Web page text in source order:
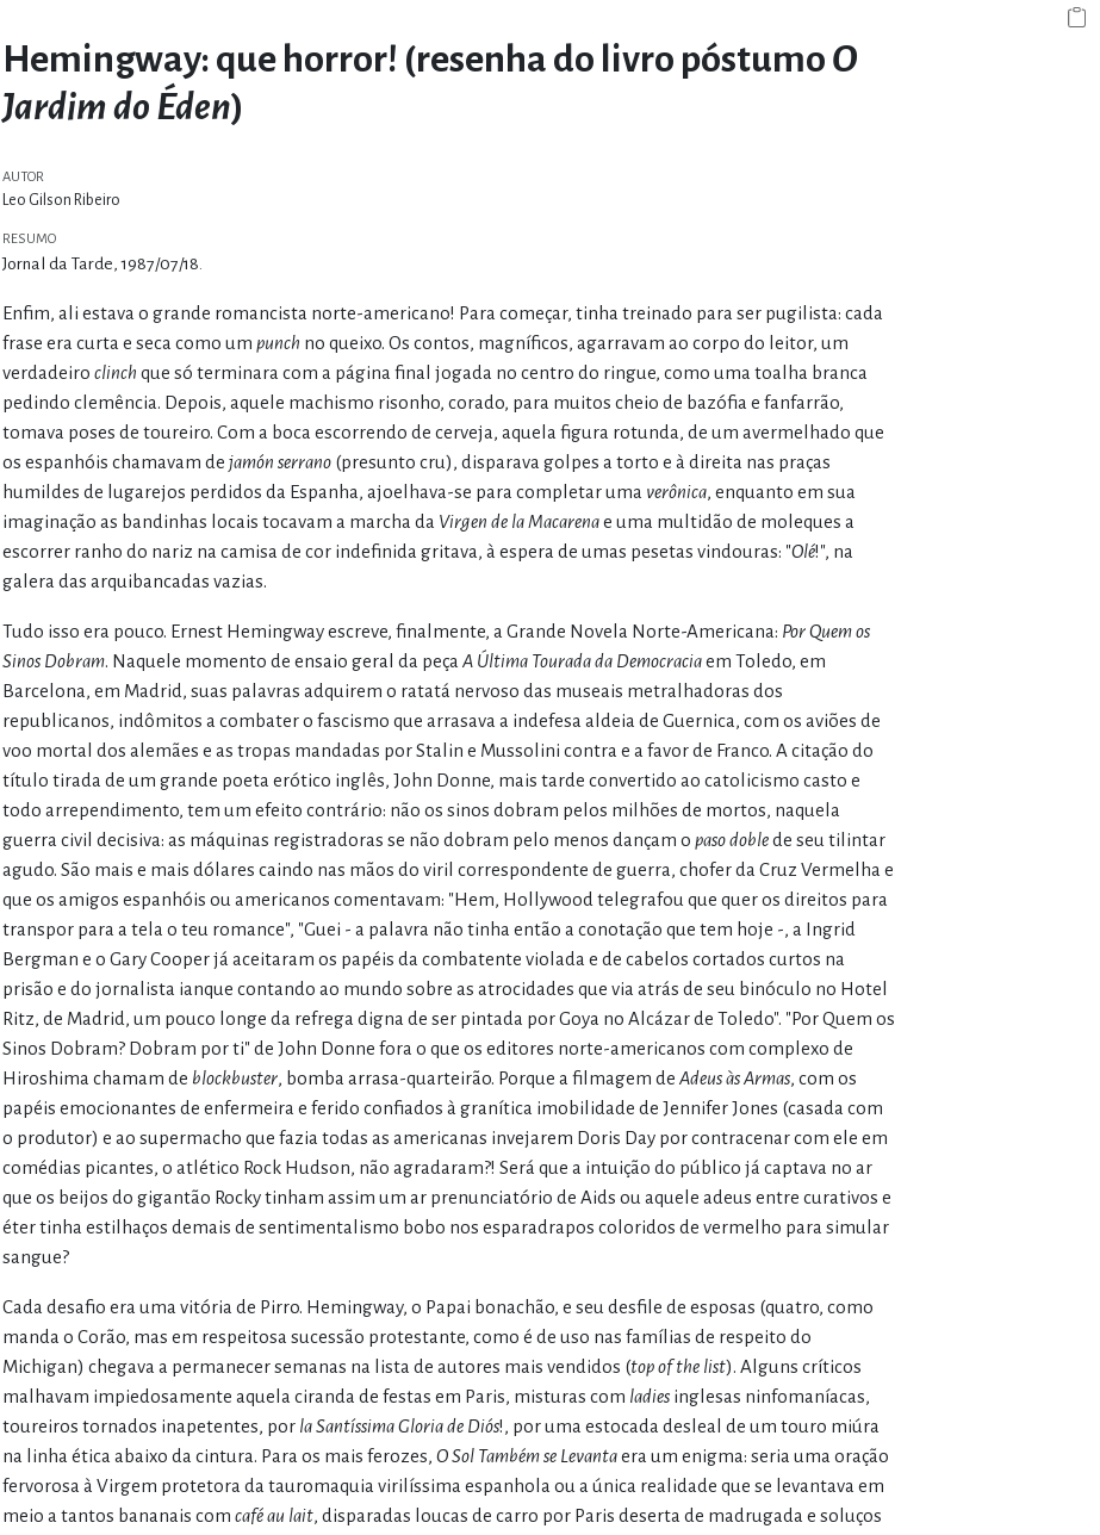
Hemingway: que horror! (resenha do livro póstumo O
Jardim do Éden)
AUTOR
Leo Gilson Ribeiro
RESUMO
Jornal da Tarde, 1987/07/18.
Enfim, ali estava o grande romancista norte-americano! Para começar, tinha treinado para ser pugilista: cada
frase era curta e seca como um punch no queixo. Os contos, magníficos, agarravam ao corpo do leitor, um
verdadeiro clinch que só terminara com a página final jogada no centro do ringue, como uma toalha branca
pedindo clemência. Depois, aquele machismo risonho, corado, para muitos cheio de bazófia e fanfarrão,
tomava poses de toureiro. Com a boca escorrendo de cerveja, aquela figura rotunda, de um avermelhado que
os espanhóis chamavam de jamón serrano(presunto cru), disparava golpes a torto e à direita nas praças
humildes de lugarejos perdidos da Espanha, ajoelhava-se para completar uma verônica, enquanto em sua
imaginação as bandinhas locais tocavam a marcha da Virgen de la Macarenae uma multidão de moleques a
escorrer ranho do nariz na camisa de cor indefinida gritava, à espera de umas pesetas vindouras: "Olé!", na
galera das arquibancadas vazias.
Tudo isso era pouco. Ernest Hemingway escreve, finalmente, a Grande Novela Norte-Americana: Por Quem os
Sinos Dobram. Naquele momento de ensaio geral da peça A Última Tourada da Democraciaem Toledo, em
Barcelona, em Madrid, suas palavras adquirem o ratatá nervoso das museais metralhadoras dos
republicanos, indômitos a combater o fascismo que arrasava a indefesa aldeia de Guernica, com os aviões de
voo mortal dos alemães e as tropas mandadas por Stalin e Mussolini contra e a favor de Franco. A citação do
título tirada de um grande poeta erótico inglês, John Donne, mais tarde convertido ao catolicismo casto e
todo arrependimento, tem um efeito contrário: não os sinos dobram pelos milhões de mortos, naquela
guerra civil decisiva: as máquinas registradoras se não dobram pelo menos dançam o paso doblede seu tilintar
agudo. São mais e mais dólares caindo nas mãos do viril correspondente de guerra, chofer da Cruz Vermelha e
que os amigos espanhóis ou americanos comentavam: "Hem, Hollywood telegrafou que quer os direitos para
transpor para a tela o teu romance", "Guei - a palavra não tinha então a conotação que tem hoje -, a Ingrid
Bergman e o Gary Cooper já aceitaram os papéis da combatente violada e de cabelos cortados curtos na
prisão e do jornalista ianque contando ao mundo sobre as atrocidades que via atrás de seu binóculo no Hotel
Ritz, de Madrid, um pouco longe da refrega digna de ser pintada por Goya no Alcázar de Toledo". "Por Quem os
Sinos Dobram? Dobram por ti" de John Donne fora o que os editores norte-americanos com complexo de
Hiroshima chamam de blockbuster, bomba arrasa-quarteirão. Porque a filmagem de Adeus às Armas, com os
papéis emocionantes de enfermeira e ferido confiados à granítica imobilidade de Jennifer Jones (casada com
o produtor) e ao supermacho que fazia todas as americanas invejarem Doris Day por contracenar com ele em
comédias picantes, o atlético Rock Hudson, não agradaram?! Será que a intuição do público já captava no ar
que os beijos do gigantão Rocky tinham assim um ar prenunciatório de Aids ou aquele adeus entre curativos e
éter tinha estilhaços demais de sentimentalismo bobo nos esparadrapos coloridos de vermelho para simular
sangue?
Cada desafio era uma vitória de Pirro. Hemingway, o Papai bonachão, e seu desfile de esposas (quatro, como
manda o Corão, mas em respeitosa sucessão protestante, como é de uso nas famílias de respeito do
Michigan) chegava a permanecer semanas na lista de autores mais vendidos (top of the list). Alguns críticos
malhavam impiedosamente aquela ciranda de festas em Paris, misturas com ladiesinglesas ninfomaníacas,
toureiros tornados inapetentes, por la Santíssima Gloria de Diós!, por uma estocada desleal de um touro miúra
na linha ética abaixo da cintura. Para os mais ferozes, O Sol Também se Levantaera um enigma: seria uma oração
fervorosa à Virgem protetora da tauromaquia virilíssima espanhola ou a única realidade que se levantava em
meio a tantos bananais com café au lait, disparadas loucas de carro por Paris deserta de madrugada e soluços